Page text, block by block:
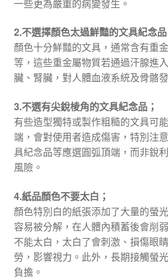
一些更為嚴重的病變發生。
2.不選擇顏色太過鮮豔的文具紀念品
顏色十分鮮豔的文具，通常含有重
等，這些重金屬物質若通過汗腺進
臟、腎臟，對人體血液系統及骨骼
3.不選有尖銳棱角的文具紀念品；
有些造型獨特或製作粗糙的文具可
端，會對使用者造成傷害，特別注
具紀念品等應選圓弧頂端，而非銳
風險。
4.紙品顏色不要太白；
顏色特別白的紙張添加了大量的螢
容易被分解，在人體內積蓄後會削
不能太白，太白了會刺激、損傷眼
勞，影響視力。此外，長期接觸螢
負擔。